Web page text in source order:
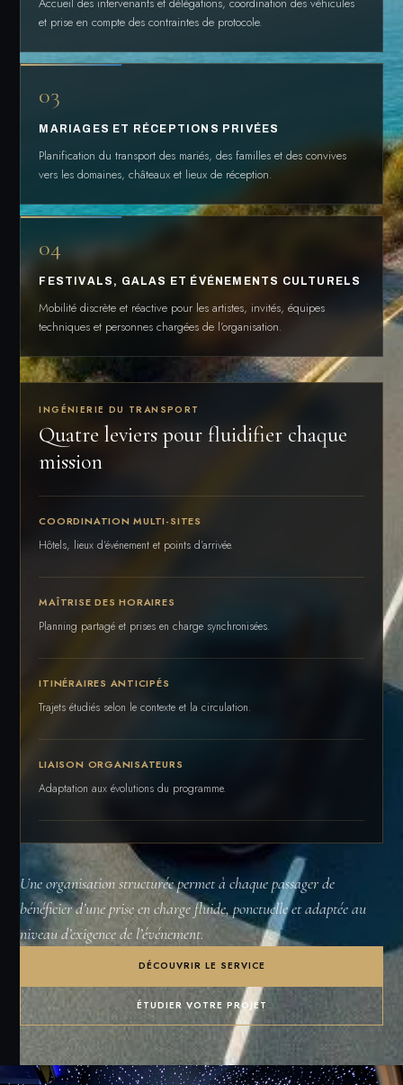
et prise en compte des contraintes de protocole.
03
MARIAGES ET RÉCEPTIONS PRIVÉES
Planification du transport des mariés, des familles et des convives
vers les domaines, châteaux et lieux de réception.
04
FESTIVALS, GALAS ET ÉVÉNEMENTS CULTURELS
Mobilité discrète et réactive pour les artistes, invités, équipes
techniques et personnes chargées de l’organisation.
INGÉNIERIE DU TRANSPORT
Quatre leviers pour fluidifier chaque
mission
COORDINATION MULTI-SITES
Hôtels, lieux d’événement et points d’arrivée.
MAÎTRISE DES HORAIRES
Planning partagé et prises en charge synchronisées.
ITINÉRAIRES ANTICIPÉS
Trajets étudiés selon le contexte et la circulation.
LIAISON ORGANISATEURS
Adaptation aux évolutions du programme.
Une organisation structurée permet à chaque passager de
bénéficier d’une prise en charge fluide, ponctuelle et adaptée au
niveau d’exigence de l’événement.
DÉCOUVRIR LE SERVICE
ÉTUDIER VOTRE PROJET